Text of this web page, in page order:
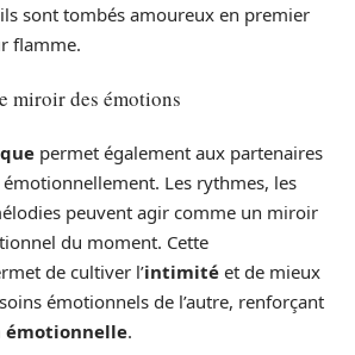
sont tombés amoureux en premier
flamme.
miroir des émotions
permet également aux partenaires
Les rythmes, les
peuvent agir comme un miroir
du moment. Cette
de cultiver l’intimité et de mieux
émotionnels de l’autre, renforçant
émotionnelle.